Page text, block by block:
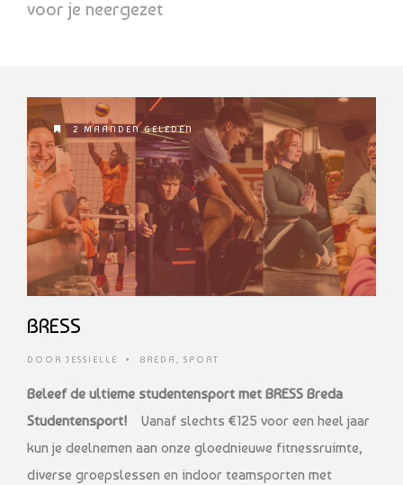
voor je neergezet
2 MAANDEN GELEDEN
BRESS
DOOR JESSIELLE • BREDA , SPORT
Beleef de ultieme studentensport met BRESS Breda
Studentensport!
Vanaf slechts €125 voor een heel jaar
kun je deelnemen aan onze gloednieuwe fitnessruimte,
diverse groepslessen en indoor teamsporten met